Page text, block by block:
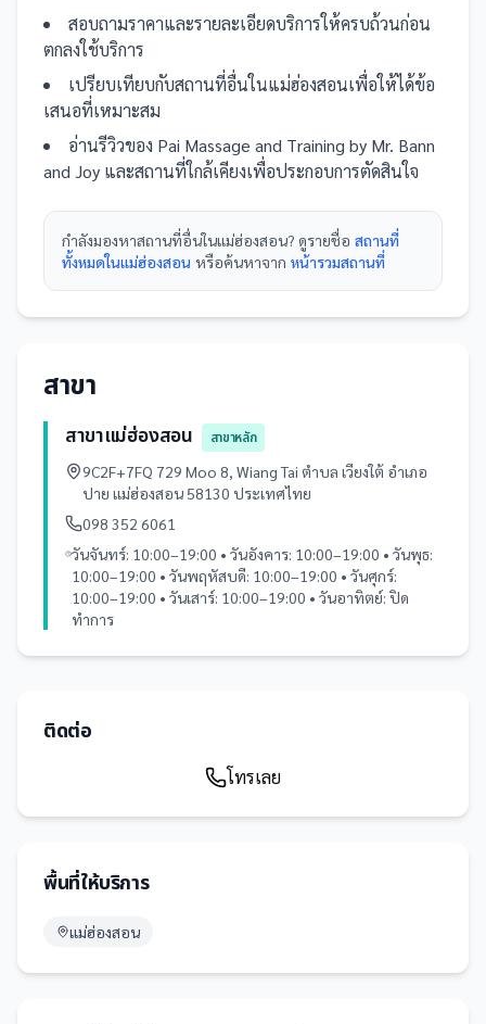
สอบถามราคาและรายละเอียดบริการให้ครบถ้วนก่อน
ตกลงใช้บริการ
เปรียบเทียบกับสถานที่อื่นในแม่ฮ่องสอนเพื่อให้ได้ข้อ
เสนอที่เหมาะสม
อ่านรีวิวของ Pai Massage and Training by Mr. Bann
and Joy และสถานที่ใกล้เคียงเพื่อประกอบการตัดสินใจ
กำลังมองหาสถานที่อื่นในแม่ฮ่องสอน? ดูรายชื่อ สถานที่
ทั้งหมดในแม่ฮ่องสอน หรือค้นหาจาก หน้ารวมสถานที่
สาขา
สาขาแม่ฮ่องสอน
สาขาหลัก
9C2F+7FQ 729 Moo 8, Wiang Tai ตำบล เวียงใต้ อำเภอ
ปาย แม่ฮ่องสอน 58130 ประเทศไทย
098 352 6061
วันจันทร์: 10:00–19:00 • วันอังคาร: 10:00–19:00 • วันพุธ:
10:00–19:00 • วันพฤหัสบดี: 10:00–19:00 • วันศุกร์:
10:00–19:00 • วันเสาร์: 10:00–19:00 • วันอาทิตย์: ปิด
ทำการ
ติดต่อ
โทรเลย
พื้นที่ให้บริการ
แม่ฮ่องสอน